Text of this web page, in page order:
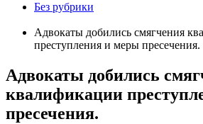
Без рубрики
Адвокаты добились смягчения
преступления и меры пресечения.
Адвокаты добились
квалификации
пресечения.